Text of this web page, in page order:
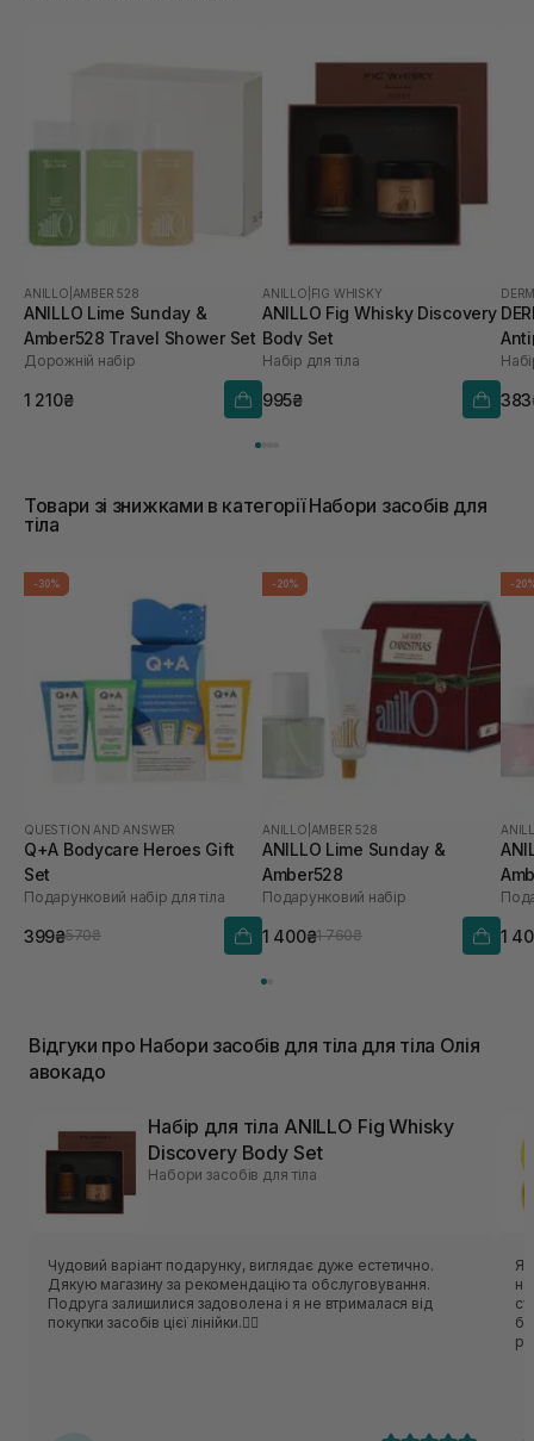
ANILLO AMBER 528
ANILLO Lime Sunday &
Amber528 Travel Shower Set
Дорожній набір
1 210₴
ANILLO FIG WHISKY
ANILLO Fig Whisky Discovery
Body Set
Набір для тіла
995₴
Товари зі знижками в категорії Набори засобів для
тіла
-30%
QUESTION AND ANSWER
Q+A Bodycare Heroes Gift
Set
Подарунковий набір для тіла
399₴570₴
-20%
ANILLO AMBER 528
ANILLO Lime Sunday &
Amber528
Подарунковий набір
1 400₴1 760₴
-
1
Відгуки про Набори засобів для тіла для тіла Олія
авокадо
Набір для тіла ANILLO Fig Whisky
Discovery Body Set
Набори засобів для тіла
Чудовий варіант подарунку, виглядає дуже естетично.
Дякую магазину за рекомендацію та обслуговування.
Подруга залишилися задоволена і я не втрималася від
покупки засобів цієї лінійки.❤️‍🔥